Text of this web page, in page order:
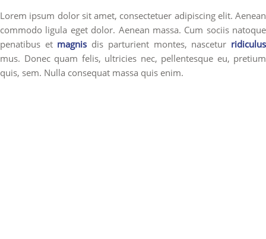
Lorem ipsum dolor sit amet, consectetuer adipiscing elit. Aenean
commodo ligula eget dolor. Aenean massa. Cum sociis natoque
penatibus et magnis dis parturient montes, nascetur ridiculus
mus. Donec quam felis, ultricies nec, pellentesque eu, pretium
quis, sem. Nulla consequat massa quis enim.